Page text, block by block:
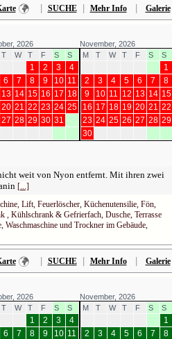
| SUCHE| Mehr Info| Galerie
2026
November, 2026
T W T F S S
1 2 3
4
6 7 8 9 10 11
13 14 15 16 17 18
20 21 22 23 24 25
27 28 29 30 31
M T W T F S S
1
2
3 4 5 6 7
8
9
10 11 12 13 14 15
16 17 18 19 20 21 22
23 24 25 26 27 28 29
30
weit von Nyon entfernt. Mit ihren zwei
[...]
Lift, Feuerlöscher, Küchenutensilie, Fön,
, Kühlschrank & Gefrierfach, Dusche, Terrasse
Waschmaschine und Trockner im Gebäude,
| SUCHE| Mehr Info| Galerie
2026
November, 2026
T W T F S S
1 2 3
4
6 7 8 9 10 11
M T W T F S S
1
2
3 4 5 6 7
8